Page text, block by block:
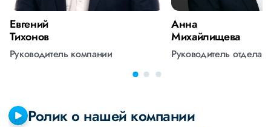
Евгений
Тихонов
Руководитель компании
Анна
Михайлищева
Руководитель отдела
Ролик о нашей компании